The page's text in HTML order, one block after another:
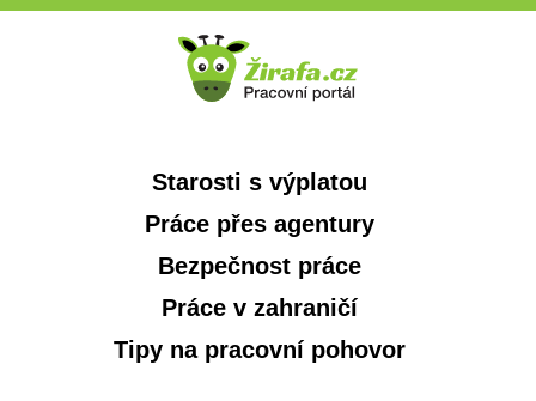
Starosti s výplatou
Práce přes agentury
Bezpečnost práce
Práce v zahraničí
Tipy na pracovní pohovor